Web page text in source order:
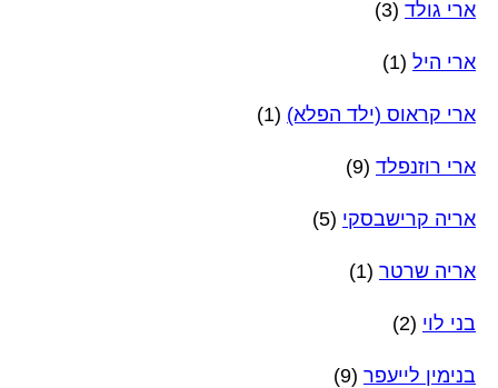
ארי גולד (3)
ארי היל (1)
ארי קראוס (ילד הפלא) (1)
ארי רוזנפלד (9)
אריה קרישבסקי (5)
אריה שרטר (1)
בני לוי (2)
בנימין לייעפר (9)